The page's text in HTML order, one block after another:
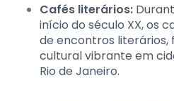
Cafés literários:
início do século XX, os
de encontros
cultural vibrante em
Rio de Janeiro.